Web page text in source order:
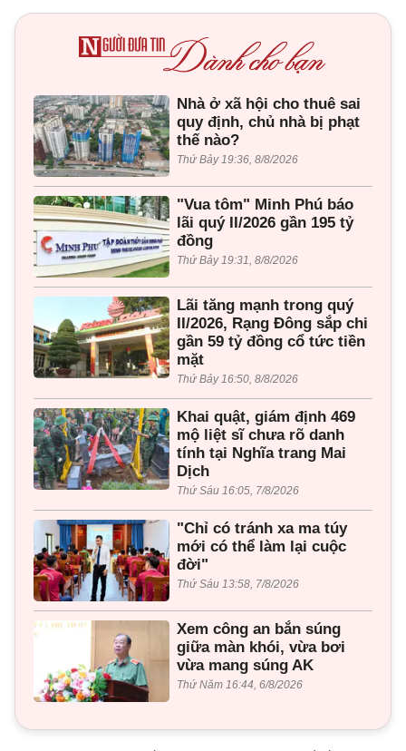
Nhà ở xã hội cho thuê sai
quy định, chủ nhà bị phạt
thế nào?
Thứ Bảy 19:36, 8/8/2026
"Vua tôm" Minh Phú báo
lãi quý II/2026 gần 195 tỷ
đồng
Thứ Bảy 19:31, 8/8/2026
Lãi tăng mạnh trong quý
II/2026, Rạng Đông sắp chi
gần 59 tỷ đồng cổ tức tiền
mặt
Thứ Bảy 16:50, 8/8/2026
Khai quật, giám định 469
mộ liệt sĩ chưa rõ danh
tính tại Nghĩa trang Mai
Dịch
Thứ Sáu 16:05, 7/8/2026
"Chỉ có tránh xa ma túy
mới có thể làm lại cuộc
đời"
Thứ Sáu 13:58, 7/8/2026
Xem công an bắn súng
giữa màn khói, vừa bơi
vừa mang súng AK
Thứ Năm 16:44, 6/8/2026